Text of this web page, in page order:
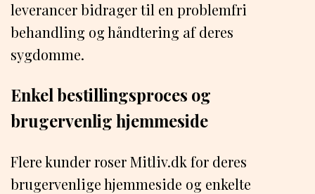
leverancer bidrager til en problemfri
behandling og håndtering af deres
sygdomme.
Enkel bestillingsproces og
brugervenlig hjemmeside
Flere kunder roser Mitliv.dk for deres
brugervenlige hjemmeside og enkelte